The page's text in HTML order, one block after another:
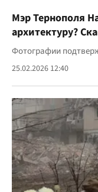
Мэр Тернополя
архитектуру?
Фотографии
25.02.2026 12:40